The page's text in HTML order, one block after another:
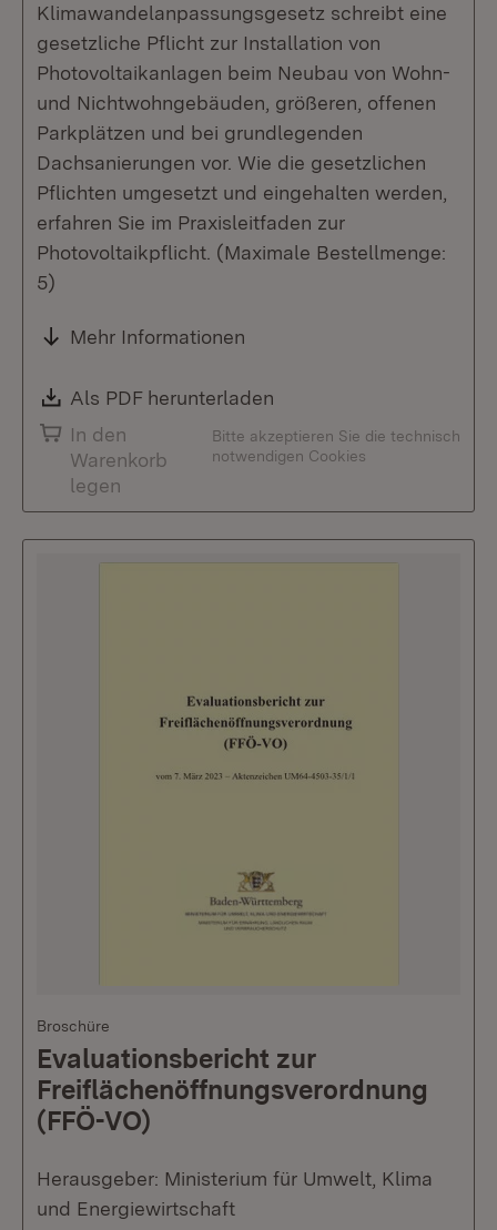
Klimawandelanpassungsgesetz schreibt eine
gesetzliche Pflicht zur Installation von
Photovoltaikanlagen beim Neubau von Wohn-
und Nichtwohngebäuden, größeren, offenen
Parkplätzen und bei grundlegenden
Dachsanierungen vor. Wie die gesetzlichen
Pflichten umgesetzt und eingehalten werden,
erfahren Sie im Praxisleitfaden zur
Photovoltaikpflicht. (Maximale Bestellmenge:
5)
Mehr Informationen
Download:
Als PDF herunterladen
In den
Warenkorb
legen
Bitte akzeptieren Sie die technisch
notwendigen Cookies
Broschüre
Evaluationsbericht zur
Freiflächenöffnungsverordnung
(FFÖ-VO)
Herausgeber: Ministerium für Umwelt, Klima
und Energiewirtschaft